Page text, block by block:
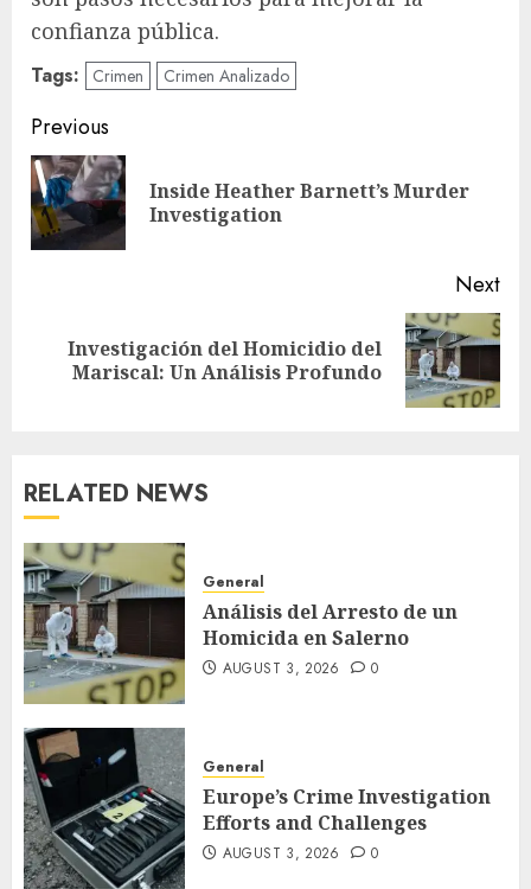
confianza pública.
Tags: Crimen Crimen Analizado
Post
navigation
Previous
Inside Heather Barnett’s Murder
Investigation
Next
Next
post:
Investigación del Homicidio del
Mariscal: Un Análisis Profundo
RELATED NEWS
General
Análisis del Arresto de un
Homicida en Salerno
AUGUST 3, 2026 0
General
Europe’s Crime Investigation
Efforts and Challenges
AUGUST 3, 2026 0